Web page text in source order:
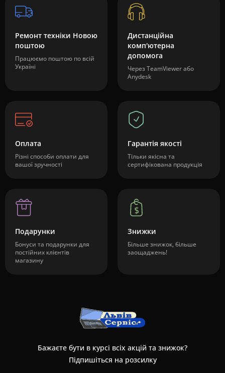
Ремонт техніки Новою
поштою
Працюємо поштою по всій
Україні
Дистанційна
комп'ютерна
допомога
Через TeamViewer або
Anydesk
Оплата
Різні способи оплати для
вашої зручності
Гарантія якості
Тільки якісна та
сертифікована продукція
Подарунки
Бонуси та подарунки для
постійних клієнтів
магазину
Знижки
Більше знижок, більше
заощаджень!
Бажаєте бути в курсі всіх акцій та знижок?
Підпишіться на розсилку